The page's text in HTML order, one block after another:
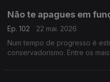
Não te apagues em
Ep. 102
22 mai. 2026
Num tempo de progresso é
conservadorismo. Entre os